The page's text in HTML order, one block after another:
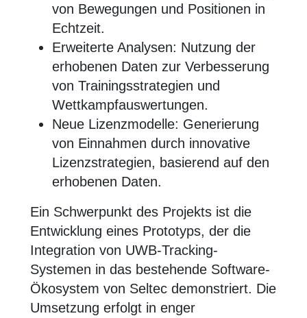
von Bewegungen und Positionen in
Echtzeit.
Erweiterte Analysen: Nutzung der
erhobenen Daten zur Verbesserung
von Trainingsstrategien und
Wettkampfauswertungen.
Neue Lizenzmodelle: Generierung
von Einnahmen durch innovative
Lizenzstrategien, basierend auf den
erhobenen Daten.
Ein Schwerpunkt des Projekts ist die
Entwicklung eines Prototyps, der die
Integration von UWB-Tracking-
Systemen in das bestehende Software-
Ökosystem von Seltec demonstriert. Die
Umsetzung erfolgt in enger